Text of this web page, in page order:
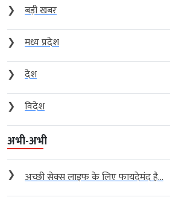
❯
बड़ी खबर
❯
मध्य प्रदेश
❯
देश
❯
विदेश
अभी-अभी
❯ अच्छी सेक्स लाइफ के लिए फायदेमंद है...